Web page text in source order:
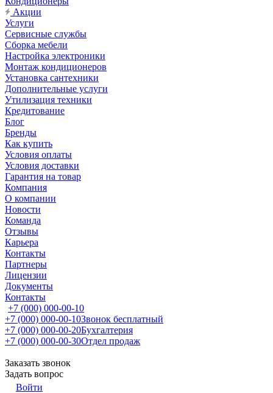
Акции
Услуги
Сервисные службы
Сборка мебели
Настройка электроники
Монтаж кондиционеров
Установка сантехники
Дополнительные услуги
Утилизация техники
Кредитование
Блог
Бренды
Как купить
Условия оплаты
Условия доставки
Гарантия на товар
Компания
О компании
Новости
Команда
Отзывы
Карьера
Контакты
Партнеры
Лицензии
Документы
Контакты
+7 (000) 000-00-10
+7 (000) 000-00-10Звонок бесплатный
+7 (000) 000-00-20Бухгалтерия
+7 (000) 000-00-30Отдел продаж
Заказать звонок
Задать вопрос
Войти